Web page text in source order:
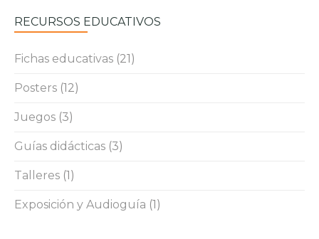
RECURSOS EDUCATIVOS
Fichas educativas (21)
Posters (12)
Juegos (3)
Guías didácticas (3)
Talleres (1)
Exposición y Audioguía (1)